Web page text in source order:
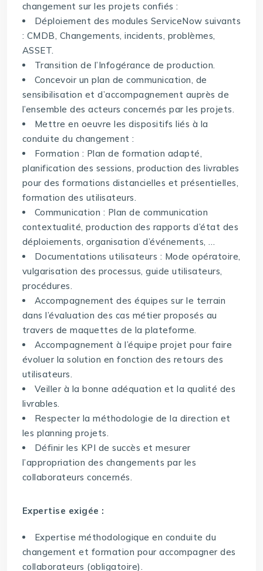
changement sur les projets confiés :
Déploiement des modules ServiceNow suivants
: CMDB, Changements, incidents, problèmes,
ASSET.
Transition de l’Infogérance de production.
Concevoir un plan de communication, de
sensibilisation et d’accompagnement auprès de
l’ensemble des acteurs concernés par les projets.
Mettre en oeuvre les dispositifs liés à la
conduite du changement :
Formation : Plan de formation adapté,
planification des sessions, production des livrables
pour des formations distancielles et présentielles,
formation des utilisateurs.
Communication : Plan de communication
contextualité, production des rapports d’état des
déploiements, organisation d’événements, …
Documentations utilisateurs : Mode opératoire,
vulgarisation des processus, guide utilisateurs,
procédures.
Accompagnement des équipes sur le terrain
dans l’évaluation des cas métier proposés au
travers de maquettes de la plateforme.
Accompagnement à l’équipe projet pour faire
évoluer la solution en fonction des retours des
utilisateurs.
Veiller à la bonne adéquation et la qualité des
livrables.
Respecter la méthodologie de la direction et
les planning projets.
Définir les KPI de succès et mesurer
l’appropriation des changements par les
collaborateurs concernés.
Expertise exigée :
Expertise méthodologique en conduite du
changement et formation pour accompagner des
collaborateurs (obligatoire).